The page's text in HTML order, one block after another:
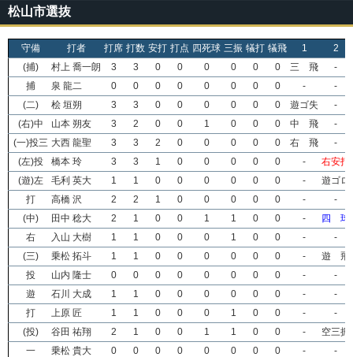
松山市選抜
守備 打者 打席 打数 安打 打点 四死球 三振 犠打 犠飛 1
2
(捕)
村上 喬一朗 3 3 0 0 0 0 0 0 三 飛
-
捕
泉 龍二 0 0 0 0 0 0 0 0 -
-
(二)
桧 垣朔 3 3 0 0 0 0 0 0 遊ゴ失
-
(右)中
山本 朔友 3 2 0 0 1 0 0 0 中 飛
-
(一)投三 大西 龍聖 3 3 2 0 0 0 0 0 右 飛
-
(左)投
橋本 玲 3 3 1 0 0 0 0 0 -
右安打
(遊)左
毛利 英大 1 1 0 0 0 0 0 0 -
遊ゴロ
打
高橋 沢 2 2 1 0 0 0 0 0 -
-
(中)
田中 稔大 2 1 0 0 1 1 0 0 -
四 球
右
入山 大樹 1 1 0 0 0 1 0 0 -
-
(三)
乗松 拓斗 1 1 0 0 0 0 0 0 -
遊 飛
投
山内 隆士 0 0 0 0 0 0 0 0 -
-
遊
石川 大成 1 1 0 0 0 0 0 0 -
-
打
上原 匠 1 1 0 0 0 1 0 0 -
-
(投)
谷田 祐翔 2 1 0 0 1 1 0 0 -
空三振
一
乗松 貴大 0 0 0 0 0 0 0 0 -
-